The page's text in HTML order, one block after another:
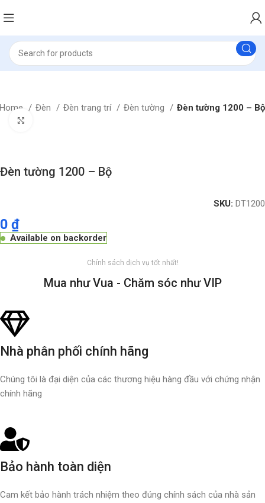
Home Đèn Đèn trang trí Đèn tường Đèn tường 1200 – Bộ
Đèn tường 1200 – Bộ
SKU: DT1200
0₫
Available on backorder
Chính sách dịch vụ tốt nhất!
Mua như Vua - Chăm sóc như VIP
Nhà phân phối chính hãng
Chúng tôi là đại diện của các thương hiệu hàng đầu với chứng nhận
chính hãng
Bảo hành toàn diện
Cam kết bảo hành trách nhiệm theo đúng chính sách của nhà sản